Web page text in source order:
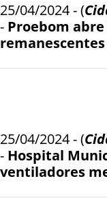
25/04/2024 - (
- Proebom
remanescentes
25/04/2024 - (
- Hospital
ventiladores